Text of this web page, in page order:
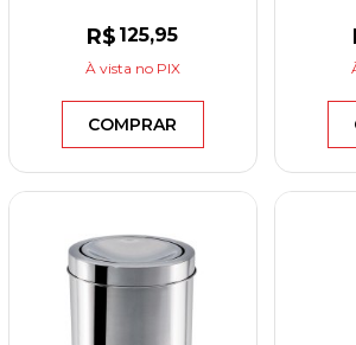
R$ 125,95
À vista no PIX
COMPRAR